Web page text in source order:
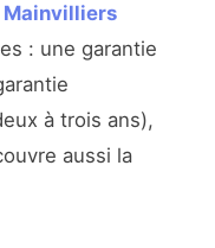
Mainvilliers
: une garantie
à trois ans),
aussi la